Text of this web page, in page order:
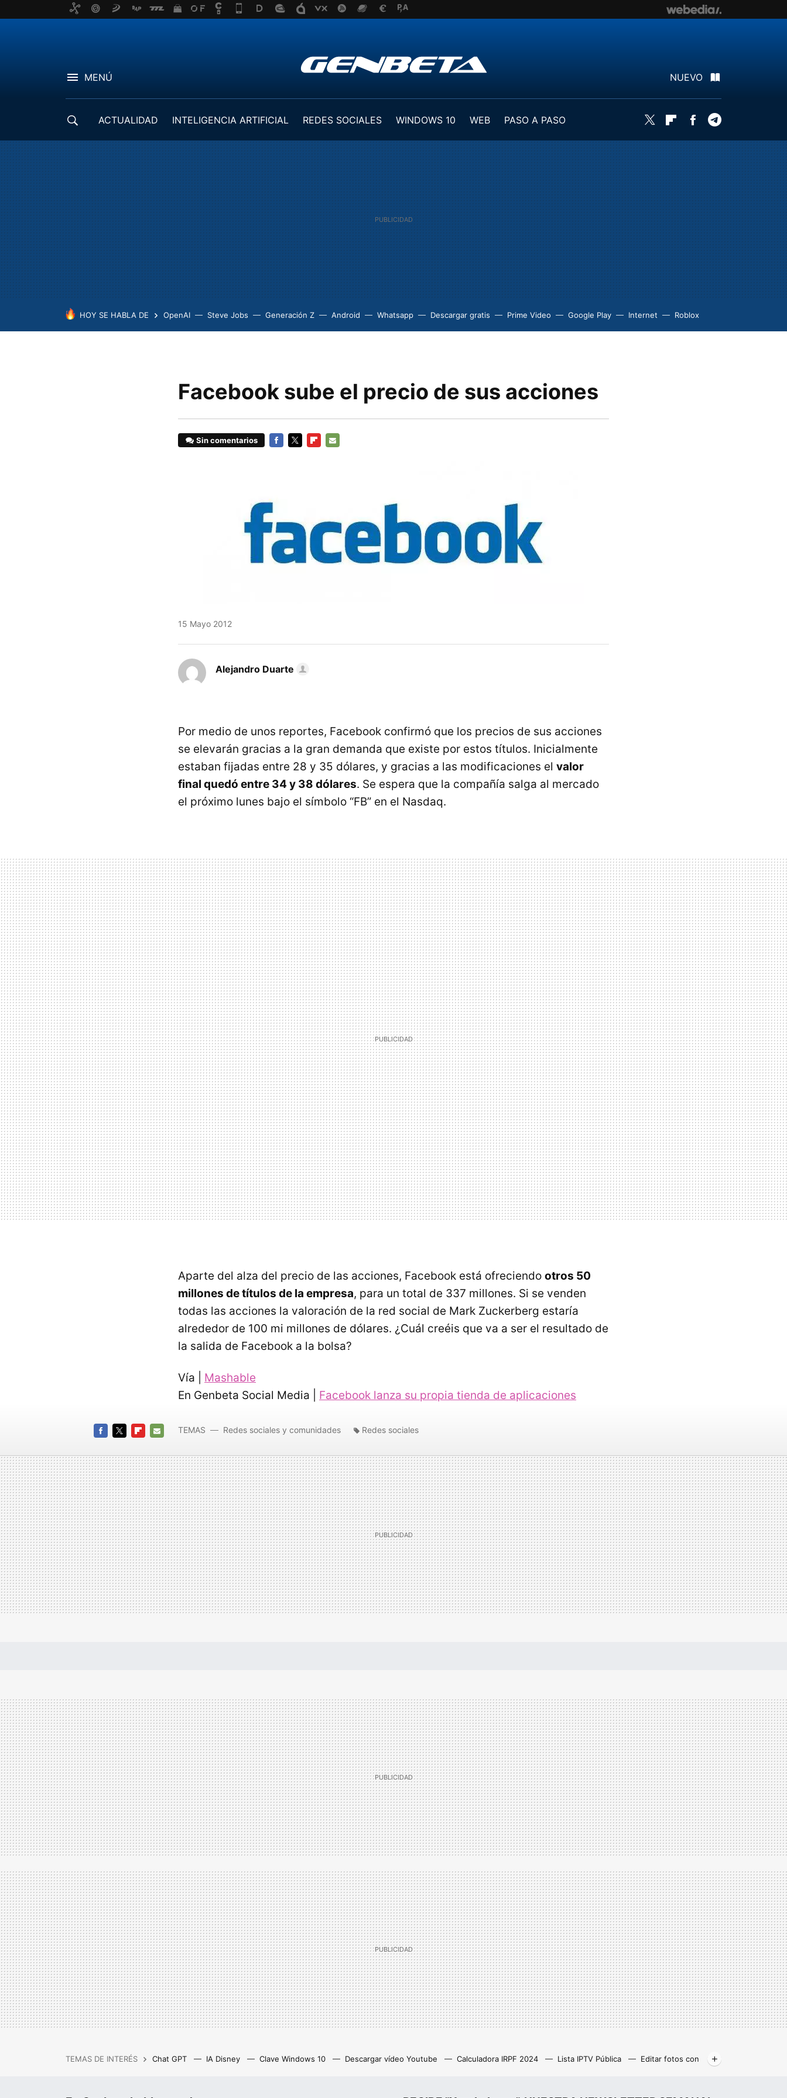
MENÚ NUEVO
ACTUALIDAD INTELIGENCIA ARTIFICIAL REDES SOCIALES WINDOWS 10 WEB
PASO A PASO
Twitter FlipboardFacebook
HOY SE HABLA DE OpenAI Steve Jobs Generación Z Android Whatsapp Descargar gratis Prime Video Google Play Internet Roblox
Facebook sube el precio de sus acciones
Sin comentarios
15 Mayo 2012
Alejandro Duarte
Por medio de unos reportes, Facebook confirmó que los precios de sus acciones
se elevarán gracias a la gran demanda que existe por estos títulos. Inicialmente
estaban fijadas entre 28 y 35 dólares, y gracias a las modificaciones el valor
final quedó entre 34 y 38 dólares. Se espera que la compañía salga al mercado
el próximo lunes bajo el símbolo “FB” en el Nasdaq.
Aparte del alza del precio de las acciones, Facebook está ofreciendo otros 50
millones de títulos de la empresa, para un total de 337 millones. Si se venden
todas las acciones la valoración de la red social de Mark Zuckerberg estaría
alrededor de 100 mi millones de dólares. ¿Cuál creéis que va a ser el resultado de
la salida de Facebook a la bolsa?
Vía | Mashable
En Genbeta Social Media | Facebook lanza su propia tienda de aplicaciones
MAIL
TEMAS Redes sociales y comunidades Redes sociales
TEMAS DE INTERÉS Chat GPT IA Disney Clave Windows 10 Descargar vídeo Youtube Calculadora IRPF 2024 Lista IPTV Pública
Editar fotos con